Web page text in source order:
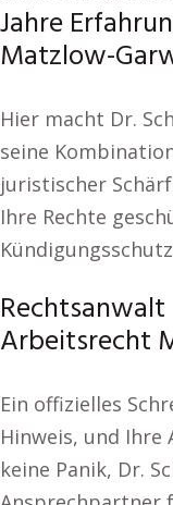
Jahre
Matzlow-
Hier macht Dr.
seine
juristischer
Ihre Rechte
Arbeitsrecht
Ein offizielles
Hinweis, und
keine Panik, Dr.